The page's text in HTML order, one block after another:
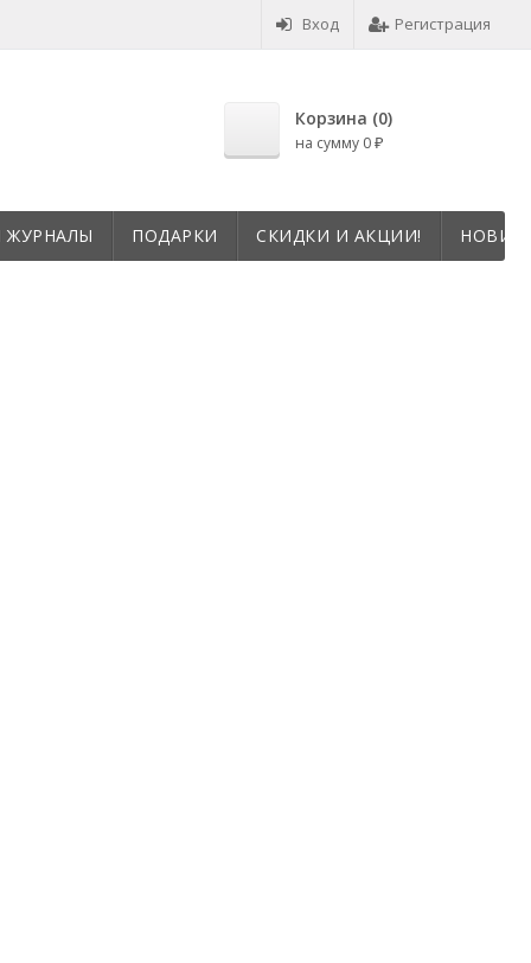
Вход Регистрация
Корзина (0)
на сумму 0 ₽
ЖУРНАЛЫ ПОДАРКИ СКИДКИ И АКЦИИ!